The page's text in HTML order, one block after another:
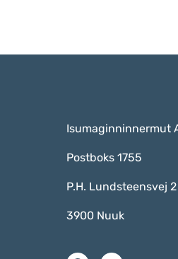
Isumaginninnermut
Postboks 1755
P.H. Lundsteensvej 2
3900 Nuuk